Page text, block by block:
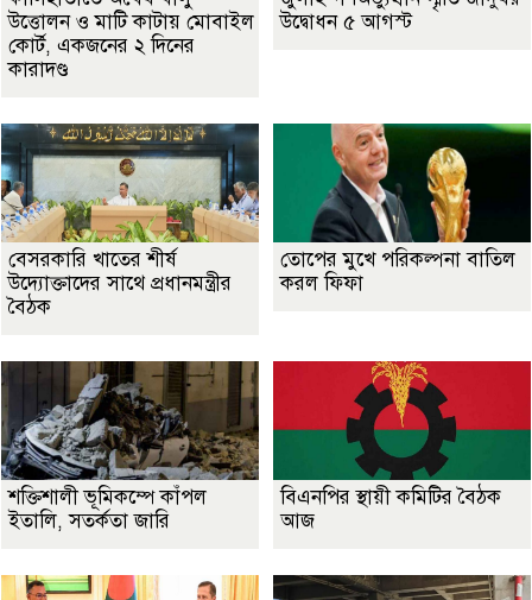
উত্তোলন ও মাটি কাটায় মোবাইল
কোর্ট, একজনের ২ দিনের
কারাদণ্ড
উদ্বোধন ৫ আগস্ট
বেসরকারি খাতের শীর্ষ
উদ্যোক্তাদের সাথে প্রধানমন্ত্রীর
বৈঠক
তোপের মুখে পরিকল্পনা বাতিল
করল ফিফা
শক্তিশালী ভূমিকম্পে কাঁপল
ইতালি, সতর্কতা জারি
বিএনপির স্থায়ী কমিটির বৈঠক
আজ